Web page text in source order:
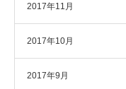
2017年11月
2017年10月
2017年9月